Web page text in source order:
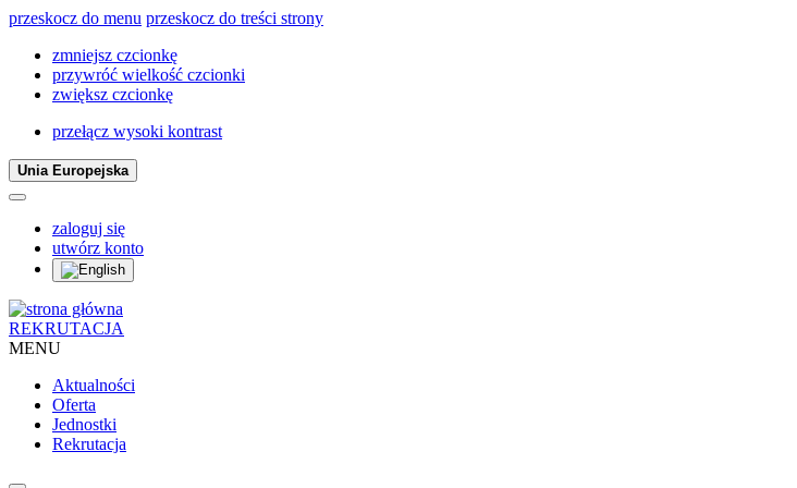
przeskocz do menu przeskocz do treści strony
zmniejsz czcionkę
przywróć wielkość czcionki
zwiększ czcionkę
przełącz wysoki kontrast
Unia Europejska
zaloguj się
utwórz konto
REKRUTACJA
MENU
Aktualności
Oferta
Jednostki
Rekrutacja